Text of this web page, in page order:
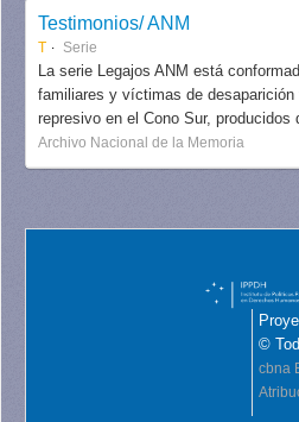
Testimonios/ ANM
T Serie
La serie Legajos ANM está
familiares y víctimas de
represivo en el Cono Sur, producidos
Archivo Nacional de la Memoria
©
cbna